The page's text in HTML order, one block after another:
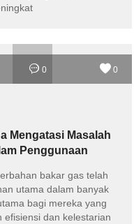
0 0
Mengatasi Masalah
Penggunaan
bakar gas telah
utama dalam banyak
bagi mereka yang
efisiensi dan kelestarian